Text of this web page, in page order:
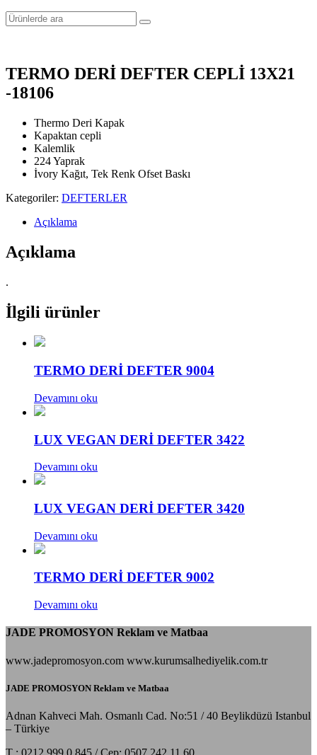
TERMO DERİ DEFTER CEPLİ 13X21
-18106
Thermo Deri Kapak
Kapaktan cepli
Kalemlik
224 Yaprak
İvory Kağıt, Tek Renk Ofset Baskı
Kategoriler: DEFTERLER
Açıklama
Açıklama
.
İlgili ürünler
TERMO DERİ DEFTER 9004
Devamını oku
LUX VEGAN DERİ DEFTER 3422
Devamını oku
LUX VEGAN DERİ DEFTER 3420
Devamını oku
TERMO DERİ DEFTER 9002
Devamını oku
JADE PROMOSYON Reklam ve Matbaa
www.jadepromosyon.com www.kurumsalhediyelik.com.tr
JADE PROMOSYON Reklam ve Matbaa
Adnan Kahveci Mah. Osmanlı Cad. No:51 / 40 Beylikdüzü Istanbul
– Türkiye
T : 0212 999 0 845 / Cep: 0507 242 11 60